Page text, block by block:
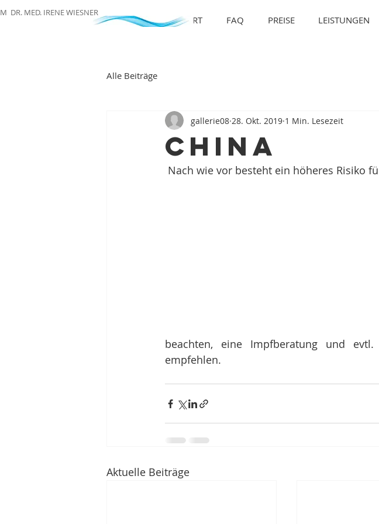
DR. MED. IRENE WIESNER
START FAQ PREISE LEISTUNGEN
Alle Beiträge
China
gallerie08 28. Okt. 2019 1 Min. Lesezeit
Nach wie vor besteht ein höheres Risiko
beachten, eine Impfberatung und
empfehlen.
Aktuelle Beiträge